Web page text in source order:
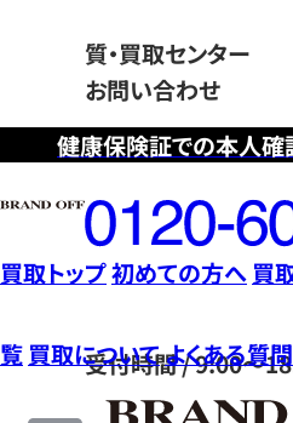
健康保険証での本人
質・買取センター
お問い合わせ
フ
ー
ダ
イ
ル
0120604117
受付時間 / 9:00～
買取トップ初めての方へ 買
覧 買取についてよくある質問